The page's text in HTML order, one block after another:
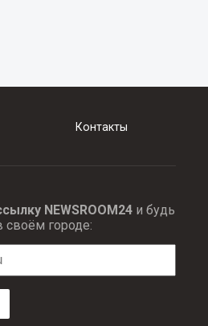
Контакты
NEWSROOM24и будь
своём городе: